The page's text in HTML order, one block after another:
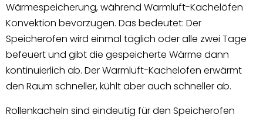
Wärmespeicherung, während Warmluft-Kachelöfen
Konvektion bevorzugen. Das bedeutet: Der
Speicherofen wird einmal täglich oder alle zwei Tage
befeuert und gibt die gespeicherte Wärme dann
kontinuierlich ab. Der Warmluft-Kachelofen erwärmt
den Raum schneller, kühlt aber auch schneller ab.
Rollenkacheln sind eindeutig für den Speicherofen